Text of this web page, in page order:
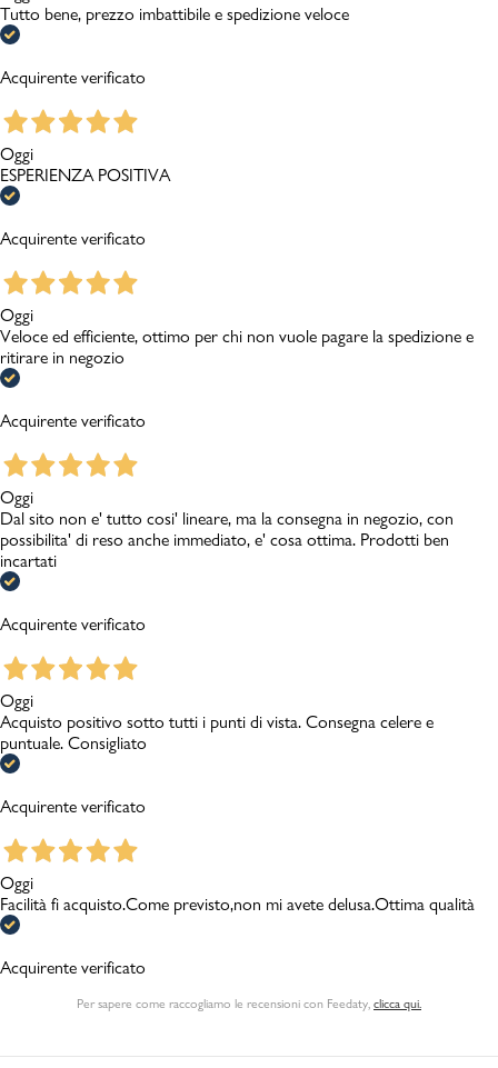
Tutto bene, prezzo imbattibile e spedizione veloce
Acquirente verificato
Oggi
ESPERIENZA POSITIVA
Acquirente verificato
Oggi
Veloce ed efficiente, ottimo per chi non vuole pagare la spedizione e
ritirare in negozio
Acquirente verificato
Oggi
Dal sito non e' tutto cosi' lineare, ma la consegna in negozio, con
possibilita' di reso anche immediato, e' cosa ottima. Prodotti ben
incartati
Acquirente verificato
Oggi
Acquisto positivo sotto tutti i punti di vista. Consegna celere e
puntuale. Consigliato
Acquirente verificato
Oggi
Facilità fi acquisto.Come previsto,non mi avete delusa.Ottima qualità
Acquirente verificato
Per sapere come raccogliamo le recensioni con Feedaty clicca qui.